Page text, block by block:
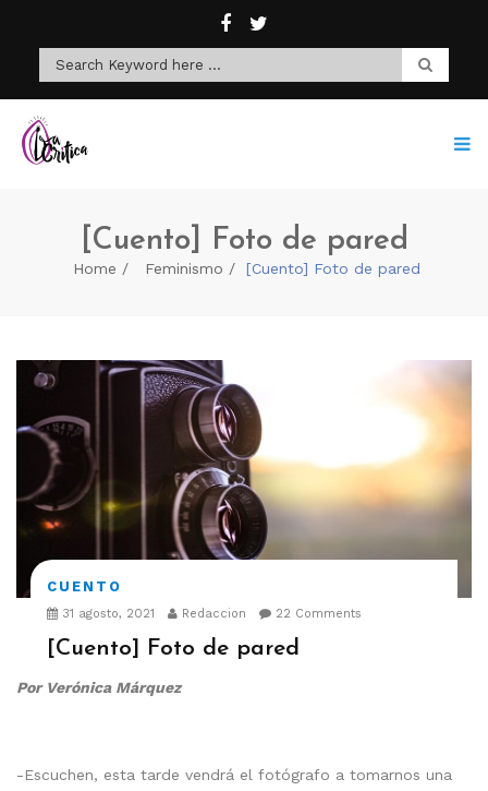
[Cuento] Foto de pared
Home Feminismo [Cuento] Foto de pared
CUENTO
31 agosto, 2021 Redaccion 22 Comments
[Cuento] Foto de pared
Por Verónica Márquez
-Escuchen, esta tarde vendrá el fotógrafo a tomarnos una